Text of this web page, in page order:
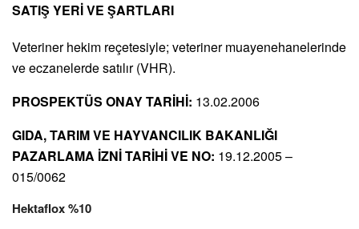
SATIŞ YERİ VE ŞARTLARI
Veteriner hekim reçetesiyle; veteriner muayenehanelerinde
ve eczanelerde satılır (VHR).
PROSPEKTÜS ONAY TARİHİ: 13.02.2006
GIDA, TARIM VE HAYVANCILIK BAKANLIĞI
PAZARLAMA İZNİ TARİHİ VE NO: 19.12.2005 –
015/0062
Hektaflox %10